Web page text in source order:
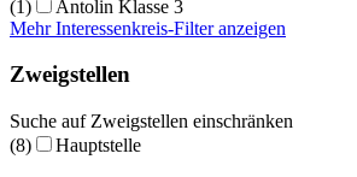
(1)
Antolin Klasse 3
Mehr Interessenkreis-Filter anzeigen
Zweigstellen
Suche auf Zweigstellen einschränken
(8)
Hauptstelle